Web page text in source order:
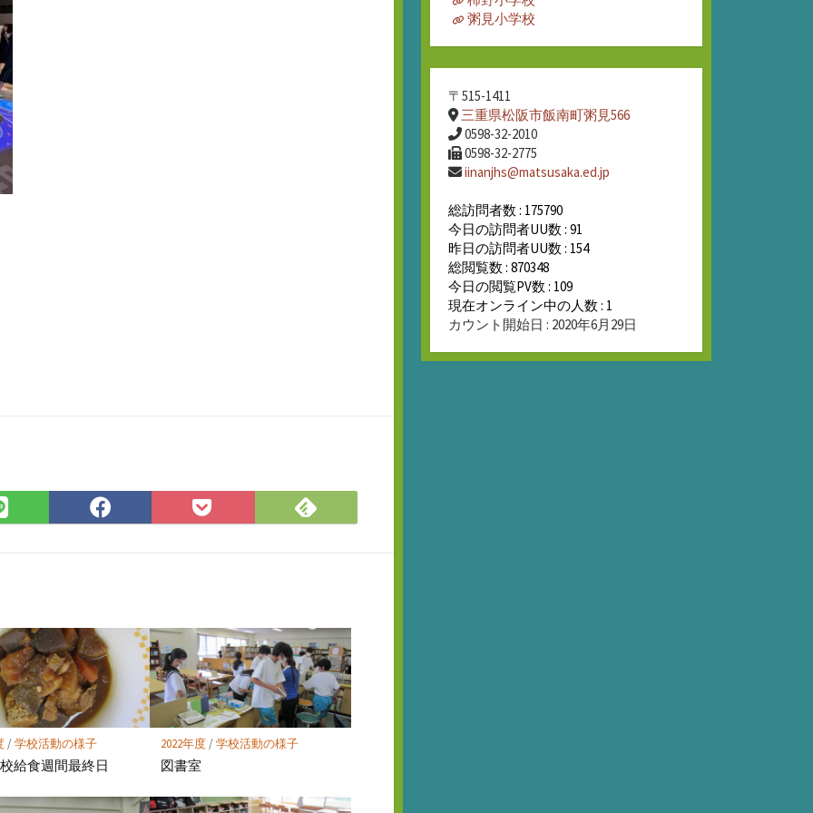
LINE
で
Facebook
で
Pocket
に
Feedly
で
/学校活動の様子
給食週間最終日
2022年度/学校活動の様子
図書室
粥見小学校
〒515-1411
三重県松阪市飯南町粥見566
0598-32-2010
0598-32-2775
iinanjhs@matsusaka.ed.jp
総訪問者数 : 175790
今日の訪問者UU数 : 91
昨日の訪問者UU数 : 154
総閲覧数 : 870348
今日の閲覧PV数 : 109
現在オンライン中の人数 : 1
カウント開始日 : 2020年6月29日